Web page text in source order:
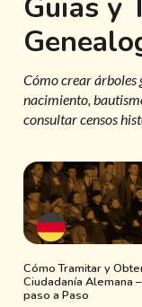
Guias y
Cómo crear árboles
nacimiento,
consultar censos
Cómo Tramitar y
Ciudadanía Alemana –
paso a Paso